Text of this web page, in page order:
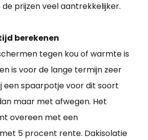
de prijzen veel aantrekkelijker.
berekenen
tegen kou of warmte is
is voor de lange termijn zeer
een spaarpotje voor dit soort
maar met afwegen. Het
overeen met een
5 procent rente. Dakisolatie